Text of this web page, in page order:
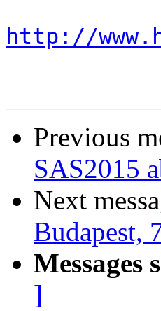
http://
Previous
SAS2015
Next
Budapest,
Messages
]